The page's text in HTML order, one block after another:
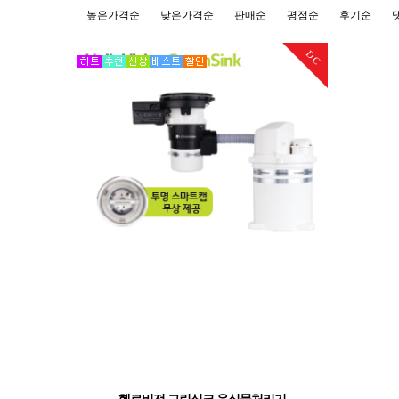
높은가격순 낮은가격순 판매순 평점순 후기순
DC